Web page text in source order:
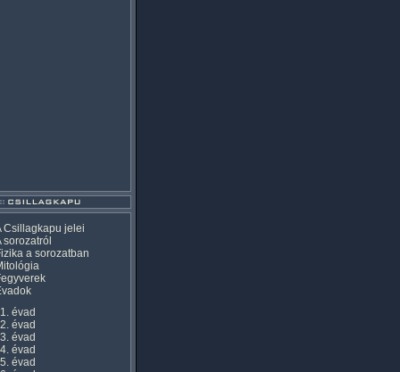
Csillagkapu jelei
sorozatról
a sorozatban
1. évad
2. évad
3. évad
4. évad
5. évad